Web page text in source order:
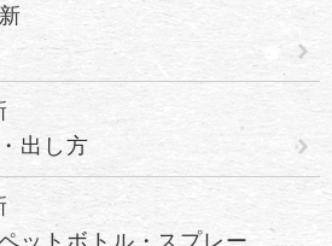
出し方
ットボトル・スプレー